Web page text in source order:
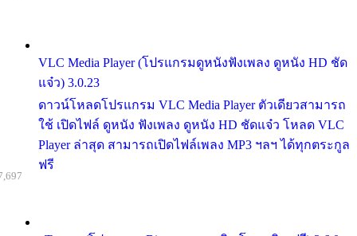
VLC Media Player (โปรแกรมดูหนังฟังเพลง ดูหนัง HD ชัด
แจ๋ว) 3.0.23
ดาวน์โหลดโปรแกรม VLC Media Player ตัวเดียวสามารถ
ใช้ เปิดไฟล์ ดูหนัง ฟังเพลง ดูหนัง HD ชัดแจ๋ว โหลด VLC
Player ล่าสุด สามารถเปิดไฟล์เพลง MP3 ฯลฯ ได้ทุกตระกูล
ฟรี